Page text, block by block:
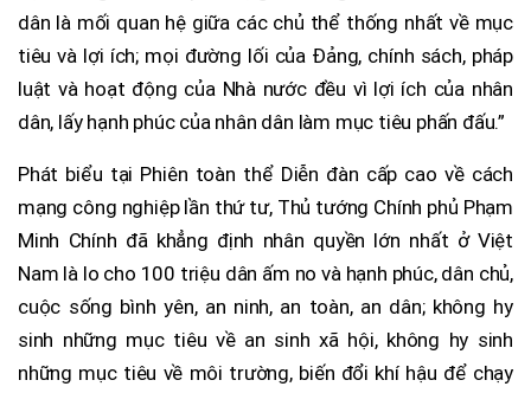
dân là mối quan hệ giữa các chủ thể thống nhất về mục
tiêu và lợi ích; mọi đường lối của Đảng, chính sách, pháp
luật và hoạt động của Nhà nước đều vì lợi ích của nhân
dân, lấy hạnh phúc của nhân dân làm mục tiêu phấn đấu.”
Phát biểu tại Phiên toàn thể Diễn đàn cấp cao về cách
mạng công nghiệp lần thứ tư, Thủ tướng Chính phủ Phạm
Minh Chính đã khẳng định nhân quyền lớn nhất ở Việt
Nam là lo cho 100 triệu dân ấm no và hạnh phúc, dân chủ,
cuộc sống bình yên, an ninh, an toàn, an dân; không hy
sinh những mục tiêu về an sinh xã hội, không hy sinh
những mục tiêu về môi trường, biến đổi khí hậu để chạy